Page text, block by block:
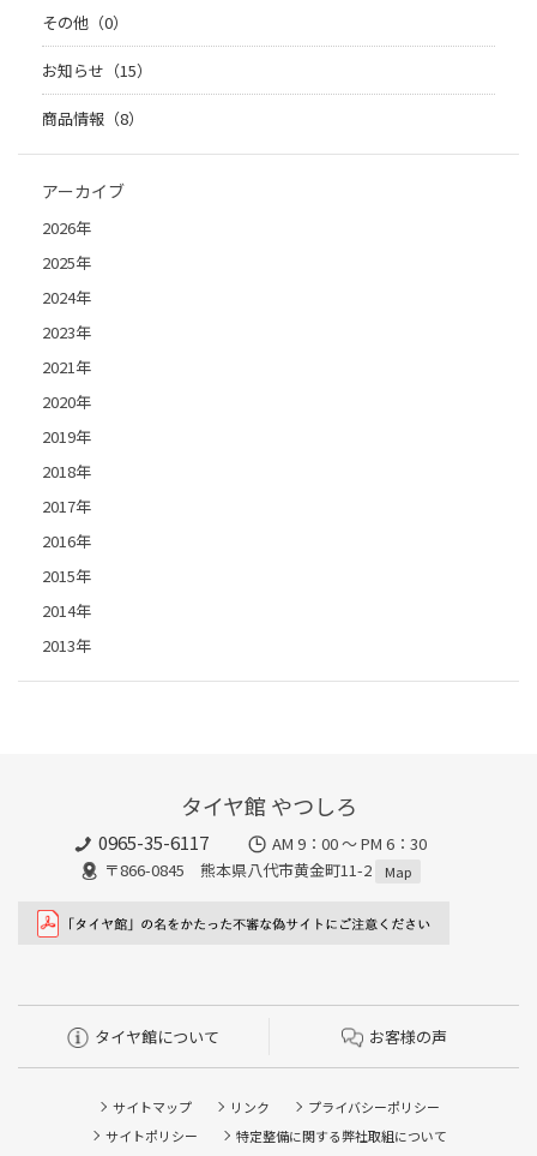
その他（0）
お知らせ（15）
商品情報（8）
アーカイブ
2026年
2025年
2024年
2023年
2021年
2020年
2019年
2018年
2017年
2016年
2015年
2014年
2013年
タイヤ館 やつしろ
0965-35-6117
AM 9：00 ～ PM 6：30
〒866-0845 熊本県八代市黄金町11-2
Map
タイヤ館について お客様の声
サイトマップ リンク
プライバシーポリシー
サイトポリシー
特定整備に関する弊社取組について